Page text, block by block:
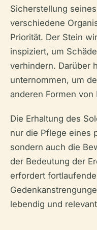
Sicherstellung
verschiedene
Priorität. Der Stein
inspiziert, um
verhindern. Darüber
unternommen, um
anderen Formen
Die Erhaltung des
nur die Pflege eines
sondern auch die
der Bedeutung der
erfordert
lebendig und